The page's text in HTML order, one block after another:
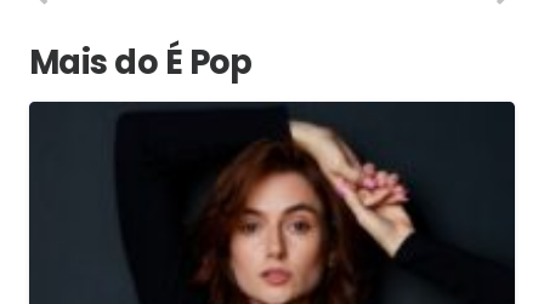
Mais do É Pop